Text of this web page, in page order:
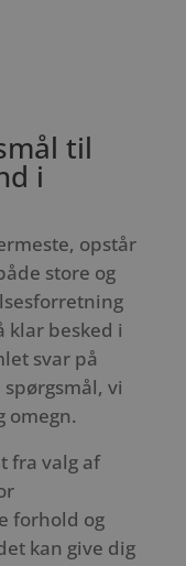
til
i
opstår
store og
klar besked i
svar på
vi
omegn.
fra valg af
forhold og
kan give dig